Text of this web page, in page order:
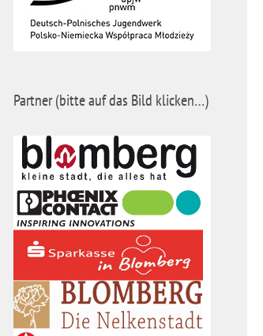
Partner (bitte auf das Bild klicken…)